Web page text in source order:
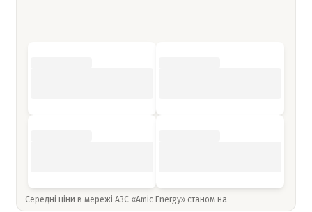
Середні ціни в мережі АЗС «Amic Energy» станом на